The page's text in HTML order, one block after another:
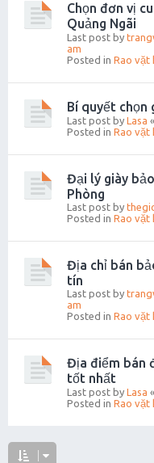
Chọn đơn vị
Quảng Ngãi
Last post by
am
Posted in Rao vặt
Bí quyết chọn
Last post by Lasa «
Posted in Rao vặt
Đại lý giày
Phòng
Last post by
Posted in Rao vặt
Địa chỉ bán
tín
Last post by
am
Posted in Rao vặt
Địa điểm bán
tốt nhất
Last post by Lasa «
Posted in Rao vặt